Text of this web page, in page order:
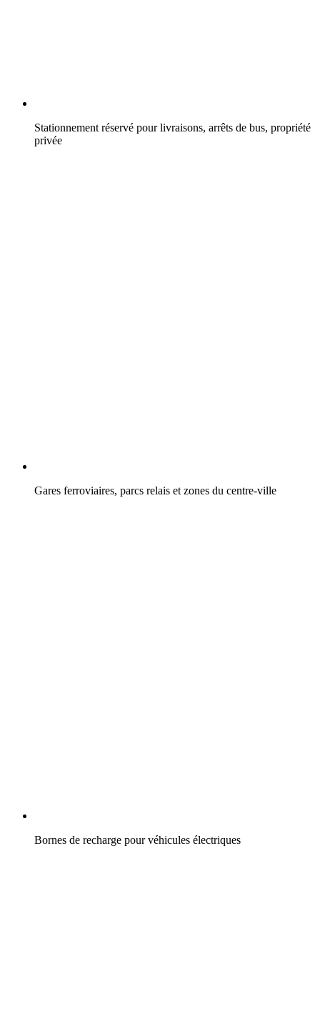
Stationnement réservé pour livraisons, arrêts de bus, propriété
privée
Gares ferroviaires, parcs relais et zones du centre-ville
Bornes de recharge pour véhicules électriques